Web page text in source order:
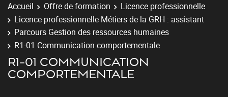
Accueil Offre de formation
Licence professionnelle
Licence professionnelle Métiers de la GRH : assistant
Parcours Gestion des ressources humaines
R1-01 Communication comportementale
R1-01 COMMUNICATION
COMPORTEMENTALE